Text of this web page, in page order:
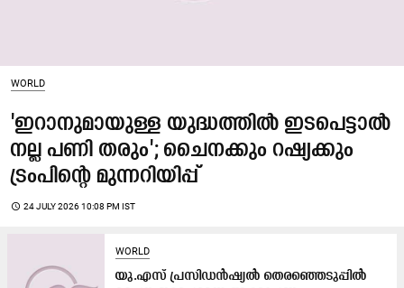
WORLD
'ഇറാനുമായുള്ള യുദ്ധത്തിൽ ഇടപെട്ടാൽ
നല്ല പണി തരും'; ചൈനക്കും റഷ്യക്കും
ട്രംപിന്‍റെ മുന്നറിയിപ്പ്
access_time 24 JULY 2026 10:08 PM IST
WORLD
യു.എസ് പ്രസിഡൻഷ്യൽ തെരഞ്ഞെടുപ്പിൽ